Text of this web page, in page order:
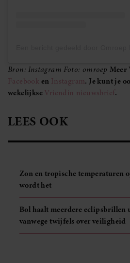
Bron: Instagram Foto: omroep Meer
Facebook en Instagram. Je kunt je
wekelijkseVriendin nieuwsbrief.
LEES OOK
Zon en tropische temperaturen
wordt het
Bol haalt meerdere eclipsbrillen
vanwege twijfels over veiligheid